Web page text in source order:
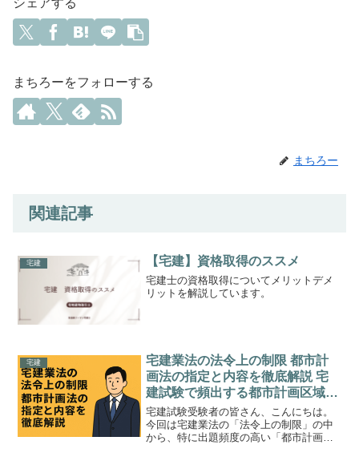
シェアする
まちろーをフォローする
まちろー
関連記事
宅建 【宅建】資格取得のススメ
宅建士の資格取得についてメリットデメ
リットを解説しています。
宅建
宅建業法の法令上の制限 都市計
画法の指定と内容を徹底解説 宅
建試験で頻出する都市計画区域・
準都市計画区域・区域区分のルー
ルと例題まとめ
宅建試験受験者の皆さん、こんにちは。
今回は宅建業法の「法令上の制限」の中
から、特に出題頻度の高い「都市計画